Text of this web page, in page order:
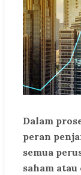
Dalam
peran
semua
saham